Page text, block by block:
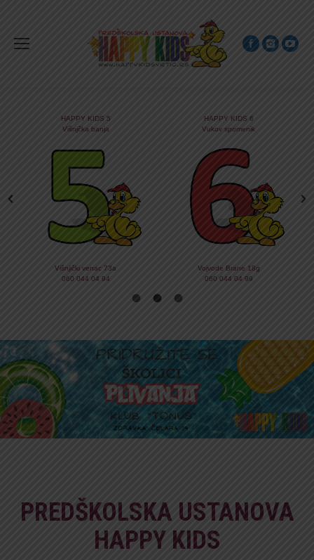
HAPPY KIDS 5
Višnjčka banja
Višnjički venac 73a
060 044 04 94
HAPPY KIDS 6
Vukov spomenik
Vojvode Brane 18g
060 044 04 99
PREDŠKOLSKA USTANOVA
HAPPY KIDS